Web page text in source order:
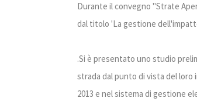
Durante il convegno "Strate
dal titolo 'La gestione
.Si è presentato uno studio
strada dal punto di vista del
2013 e nel sistema di gestione